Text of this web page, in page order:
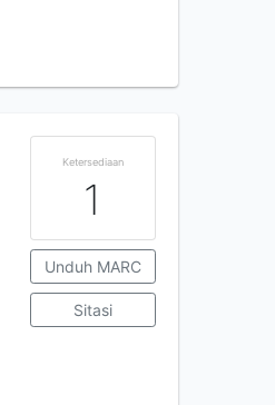
Ketersediaan
1
Unduh MARC
Sitasi